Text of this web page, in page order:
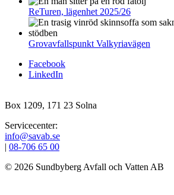
ReTuren, lägenhet 2025/26
Grovavfallspunkt Valkyriavägen
Facebook
LinkedIn
Box 1209, 171 23 Solna
Servicecenter:
info@savab.se
| 08‑706 65 00
© 2026 Sundbyberg Avfall och Vatten AB